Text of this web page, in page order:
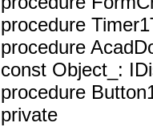
procedure
procedure
const Object_:
procedure
private